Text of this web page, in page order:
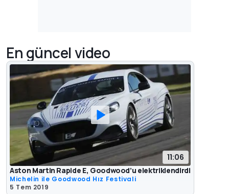
En güncel video
11:06
Aston Martin Rapide E, Goodwood’u elektriklendirdi
Michelin ile Goodwood Hız Festivali
5 Tem 2019